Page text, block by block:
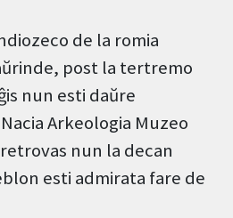
de la romia
post la tertremo
nun esti daŭre
Arkeologia Muzeo
nun la decan
esti admirata fare de